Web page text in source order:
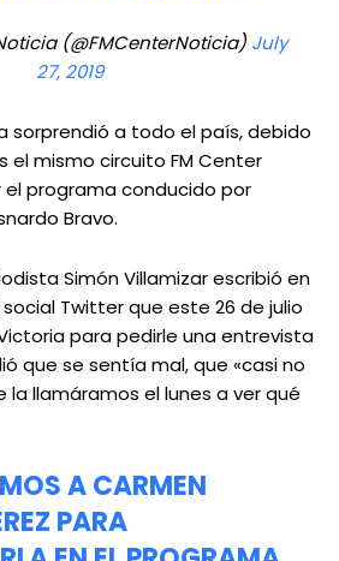
(@FMCenterNoticia) July
27, 2019
sorprendió a todo el país, debido
el mismo circuito FM Center
programa conducido por
Bravo.
Simón Villamizar escribió en
Twitter que este 26 de julio
para pedirle una entrevista
que se sentía mal, que «casi no
la llamáramos el lunes a ver qué
A CARMEN
PARA